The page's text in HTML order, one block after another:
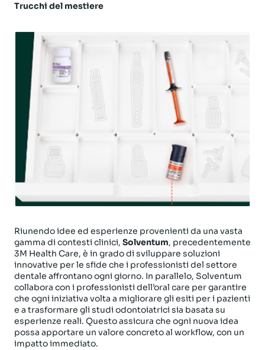
Trucchi del mestiere
Riunendo idee ed esperienze provenienti da una vasta
gamma di contesti clinici, Solventum, precedentemente
3M Health Care, è in grado di sviluppare soluzioni
innovative per le sfide che i professionisti del settore
dentale affrontano ogni giorno. In parallelo, Solventum
collabora con i professionisti dell’oral care per garantire
che ogni iniziativa volta a migliorare gli esiti per i pazienti
e a trasformare gli studi odontoiatrici sia basata su
esperienze reali. Questo assicura che ogni nuova idea
possa apportare un valore concreto al workflow, con un
impatto immediato.